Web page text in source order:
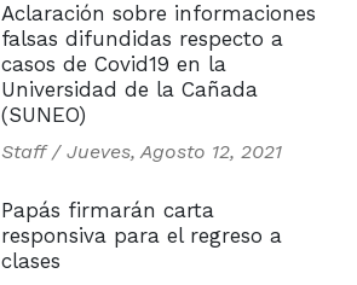
Aclaración sobre informaciones
falsas difundidas respecto a
casos de Covid19 en la
Universidad de la Cañada
(SUNEO)
Staff / Jueves, Agosto 12, 2021
Papás firmarán carta
responsiva para el regreso a
clases